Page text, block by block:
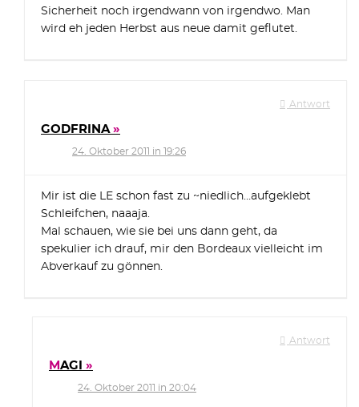
Sicherheit noch irgendwann von irgendwo. Man
wird eh jeden Herbst aus neue damit geflutet.
Antwort
GODFRINA
24. Oktober 2011 in 19:26
Mir ist die LE schon fast zu ~niedlich…aufgeklebt
Schleifchen, naaaja.
Mal schauen, wie sie bei uns dann geht, da
spekulier ich drauf, mir den Bordeaux vielleicht im
Abverkauf zu gönnen.
Antwort
MAGI
24. Oktober 2011 in 20:04